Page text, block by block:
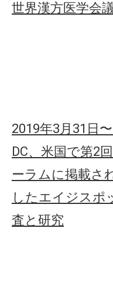
世界漢方医学会
2019年3月31日
DC、米国で第2
ーラムに掲載さ
したエイジスポ
査と研究